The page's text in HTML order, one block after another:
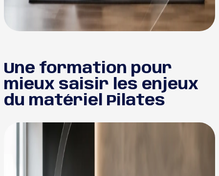
Une formation pour
mieux saisir les enjeux
du matériel Pilates